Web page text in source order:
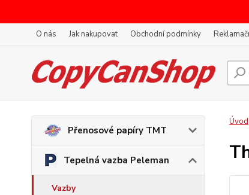
O nás Jak nakupovat Obchodní podmínky
Přenosové papíry TMT
Tepelná vazba Peleman
Vazby
Úvod